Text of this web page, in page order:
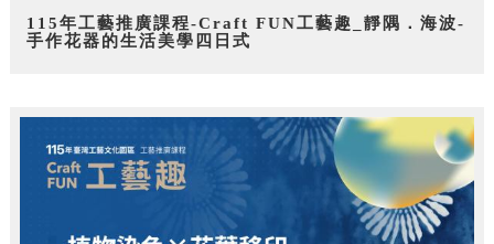
115年工藝推廣課程-Craft FUN工藝趣_靜隅．海波-
手作花器的生活美學四日式